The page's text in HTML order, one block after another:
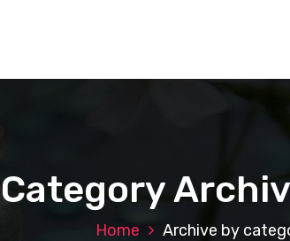
Category
Home Archive by